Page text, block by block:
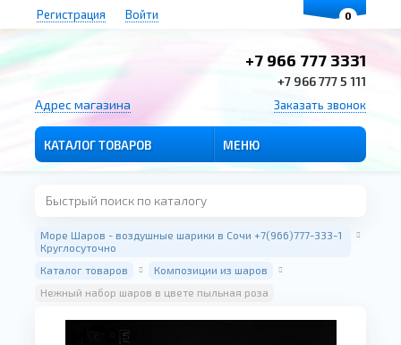
+7 966 777 3331
+7 966 777 5 111
Заказать звонок
Адрес магазина
Регистрация Войти
КАТАЛОГ ТОВАРОВ МЕНЮ
Море Шаров - воздушные шарики в Сочи +7(966)777-333-1
Круглосуточно
Каталог товаров
Композиции из шаров
Нежный набор шаров в цвете пыльная роза
0